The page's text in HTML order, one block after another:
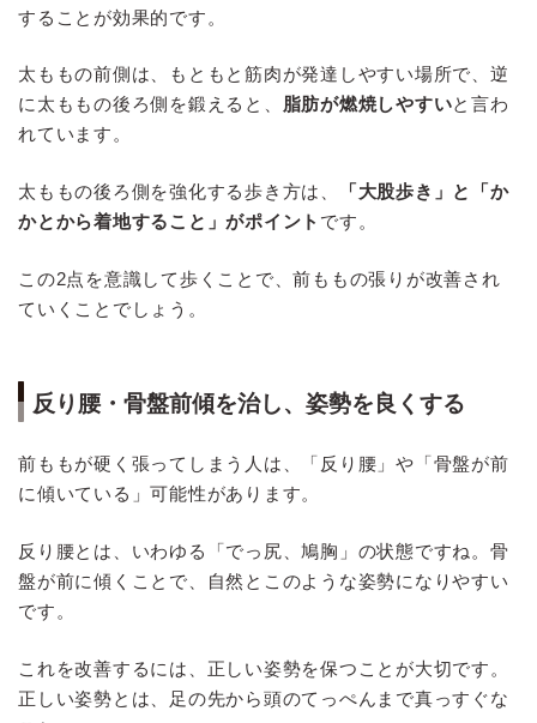
することが効果的です。
太ももの前側は、もともと筋肉が発達しやすい場所で、逆
に太ももの後ろ側を鍛えると、 脂肪が燃焼しやすいと言わ
れています。
太ももの後ろ側を強化する歩き方は、
「大股歩き」と「か
かとから着地すること」がポイント です。
この2点を意識して歩くことで、前ももの張りが改善され
ていくことでしょう。
反り腰・骨盤前傾を治し、姿勢を良くする
前ももが硬く張ってしまう人は、「反り腰」や「骨盤が前
に傾いている」可能性があります。
反り腰とは、いわゆる「でっ尻、鳩胸」の状態ですね。骨
盤が前に傾くことで、自然とこのような姿勢になりやすい
です。
これを改善するには、正しい姿勢を保つことが大切です。
正しい姿勢とは、足の先から頭のてっぺんまで真っすぐな